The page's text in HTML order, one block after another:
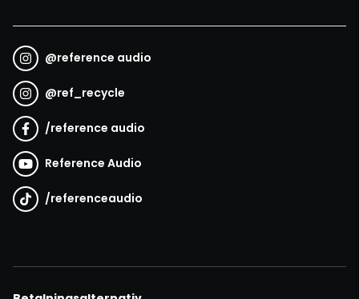
@reference audio
@ref_recycle
/reference audio
Reference Audio
/referenceaudio